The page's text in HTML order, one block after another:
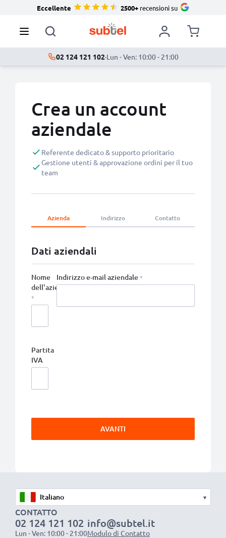
Eccellente 2500+recensioni su
02 124 121 102·Lun - Ven: 10:00 - 21:00
Crea un account
aziendale
Referente dedicato & supporto prioritario
Gestione utenti & approvazione ordini per il tuo
team
Azienda Indirizzo Contatto
Dati aziendali
Nome
dell'azienda
Indirizzo e-mail aziendale
Partita
IVA
AVANTI
▾
CONTATTO
02 124 121 102
Lun - Ven: 10:00 - 21:00
info@subtel.it
Modulo di Contatto